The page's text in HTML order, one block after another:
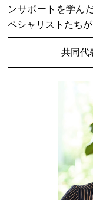
ンサポートを学ん
ペシャリストたち
共同代